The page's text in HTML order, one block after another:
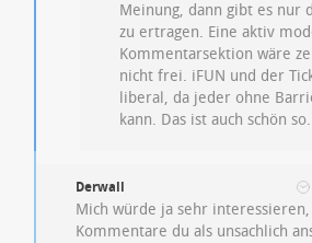
Meinung, dann gibt es nur
zu ertragen. Eine aktiv
Kommentarsektion wäre
nicht frei. iFUN und der
liberal, da jeder ohne
kann. Das ist auch schön
Derwall
Mich würde ja sehr interessieren,
Kommentare du als unsachlich